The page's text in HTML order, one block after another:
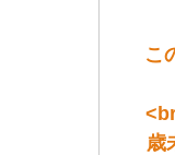
こ
歳